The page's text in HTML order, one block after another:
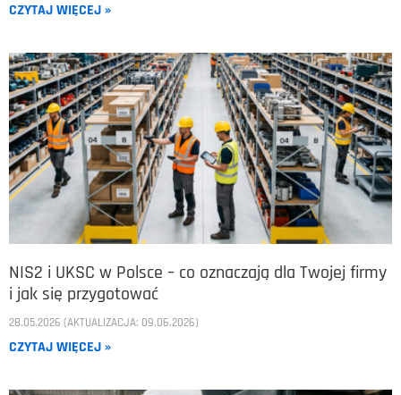
CZYTAJ WIĘCEJ »
NIS2 i UKSC w Polsce – co oznaczają dla Twojej firmy
i jak się przygotować
28.05.2026 (AKTUALIZACJA: 09.06.2026)
CZYTAJ WIĘCEJ »